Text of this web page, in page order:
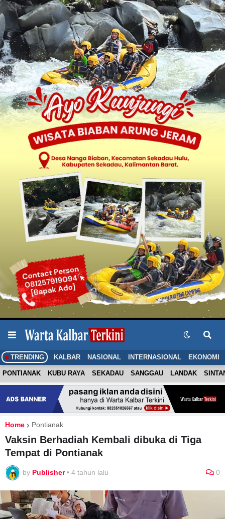
TRENDING KALBAR NASIONAL INTERNASIONAL EKONOMI
PONTIANAK KUBU RAYA SEKADAU SANGGAU LANDAK
Home Pontianak
Vaksin Berhadiah Kembali dibuka di Tiga
Tempat di Pontianak
by Publisher • 4 tahun lalu 0